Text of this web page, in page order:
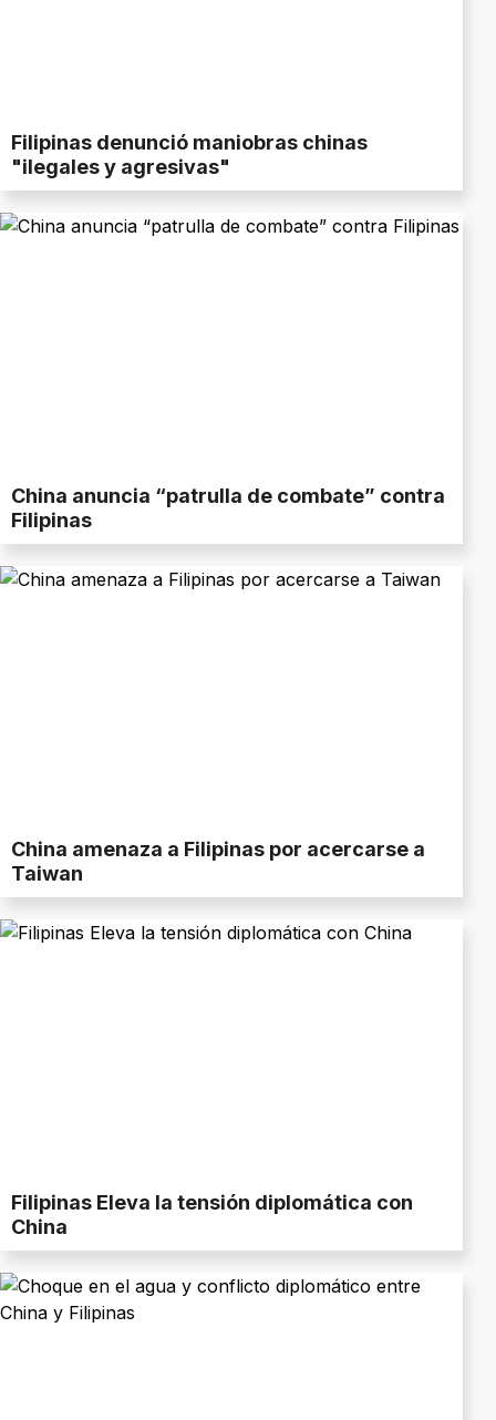
Filipinas denunció maniobras chinas
"ilegales y agresivas"
China anuncia “patrulla de combate” contra
Filipinas
China amenaza a Filipinas por acercarse a
Taiwan
Filipinas Eleva la tensión diplomática con
China